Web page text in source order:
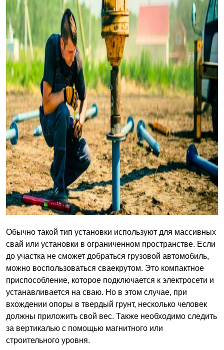
Обычно такой тип установки используют для массивных
свай или установки в ограниченном пространстве. Если
до участка не сможет добраться грузовой автомобиль,
можно воспользоваться сваекрутом. Это компактное
приспособление, которое подключается к электросети и
устанавливается на сваю. Но в этом случае, при
вхождении опоры в твердый грунт, несколько человек
должны приложить свой вес. Также необходимо следить
за вертикалью с помощью магнитного или
строительного уровня.